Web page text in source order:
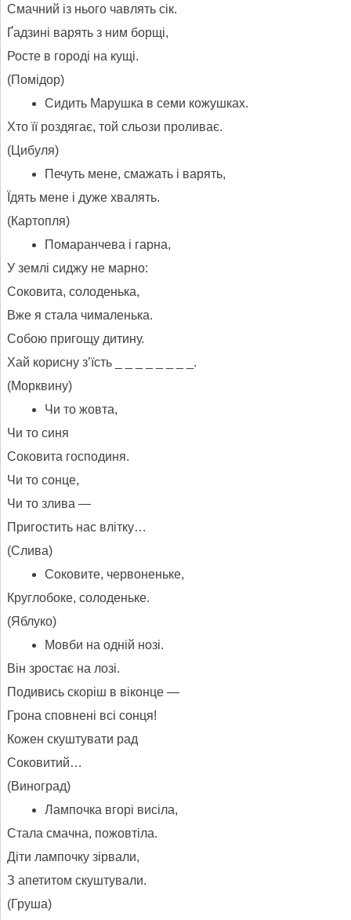
Смачний із нього чавлять сік.
Ґадзині варять з ним борщі,
Росте в городі на кущі.
(Помідор)
Сидить Марушка в семи кожушках.
Хто її роздягає, той сльози проливає.
(Цибуля)
Печуть мене, смажать і варять,
Їдять мене і дуже хвалять.
(Картопля)
Помаранчева і гарна,
У землі сиджу не марно:
Соковита, солоденька,
Вже я стала чималенька.
Собою пригощу дитину.
Хай корисну з’їсть _ _ _ _ _ _ _ _.
(Морквину)
Чи то жовта,
Чи то синя
Соковита господиня.
Чи то сонце,
Чи то злива —
Пригостить нас влітку…
(Слива)
Соковите, червоненьке,
Круглобоке, солоденьке.
(Яблуко)
Мовби на одній нозі.
Він зростає на лозі.
Подивись скоріш в віконце —
Грона сповнені всі сонця!
Кожен скуштувати рад
Соковитий…
(Виноград)
Лампочка вгорі висіла,
Стала смачна, пожовтіла.
Діти лампочку зірвали,
З апетитом скуштували.
(Груша)